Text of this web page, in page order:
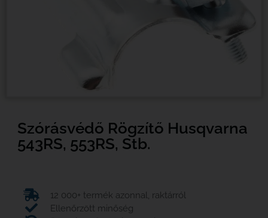
Szórásvédő Rögzítő Husqvarna
543RS, 553RS, Stb.
12 000+ termék azonnal, raktárról
Ellenőrzött minőség